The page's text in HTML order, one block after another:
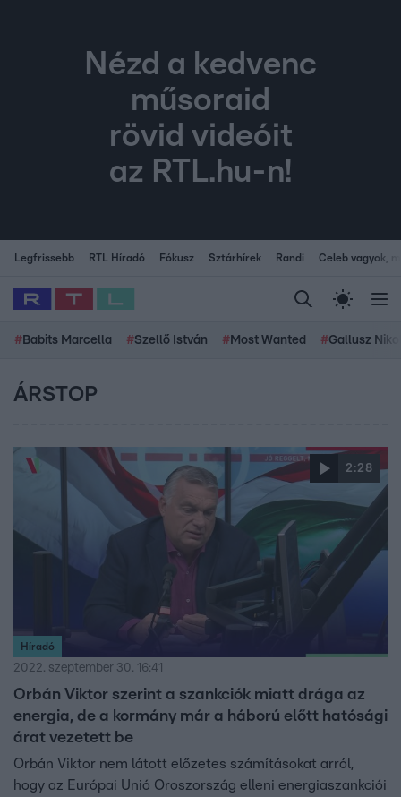
Nézd a kedvenc
műsoraid
rövid videóit
az RTL.hu-n!
Legfrissebb RTL Híradó Fókusz Sztárhírek Randi Celeb vagyok,
# Babits Marcella #Szellő István # Most Wanted #Gallusz
ÁRSTOP
2:28
Híradó
2022. szeptember 30. 16:41
Orbán Viktor szerint a szankciók miatt drága az
energia, de a kormány már a háború előtt hatósági
árat vezetett be
Orbán Viktor nem látott előzetes számításokat arról,
hogy az Európai Unió Oroszország elleni energiaszankciói